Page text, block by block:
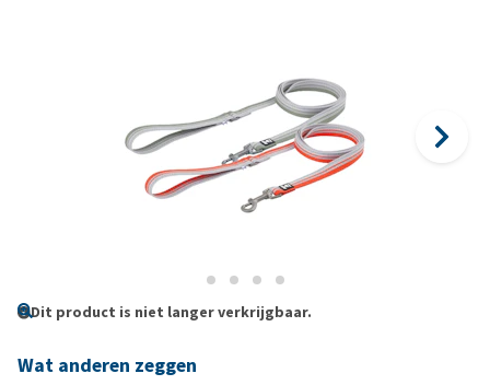
Dit product is niet langer verkrijgbaar.
Wat anderen zeggen